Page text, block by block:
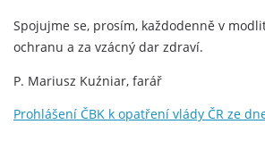
Spojujme se, prosím, každodenně v
ochranu a za vzácný dar zdraví.
P. Mariusz Kuźniar, farář
Prohlášení ČBK k opatření vlády ČR ze